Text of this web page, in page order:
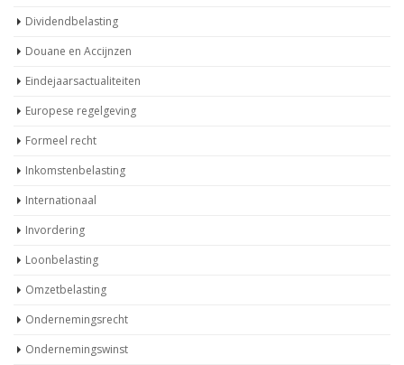
Dividendbelasting
Douane en Accijnzen
Eindejaarsactualiteiten
Europese regelgeving
Formeel recht
Inkomstenbelasting
Internationaal
Invordering
Loonbelasting
Omzetbelasting
Ondernemingsrecht
Ondernemingswinst